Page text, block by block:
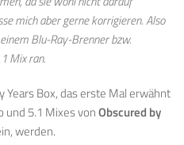
mich aber gerne korrigieren. Also
Blu-Ray-Brenner bzw.
Mix ran.
Box, das erste Mal erwähnt
und 5.1 Mixes vonObscured by
werden.